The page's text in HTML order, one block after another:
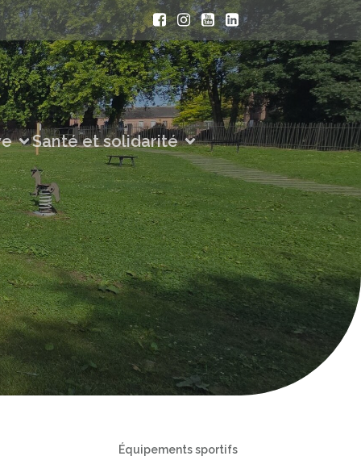
Santé et solidarité
Équipements sportifs